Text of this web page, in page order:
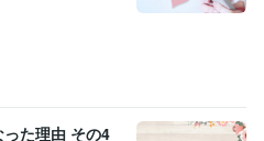
た理由 その4